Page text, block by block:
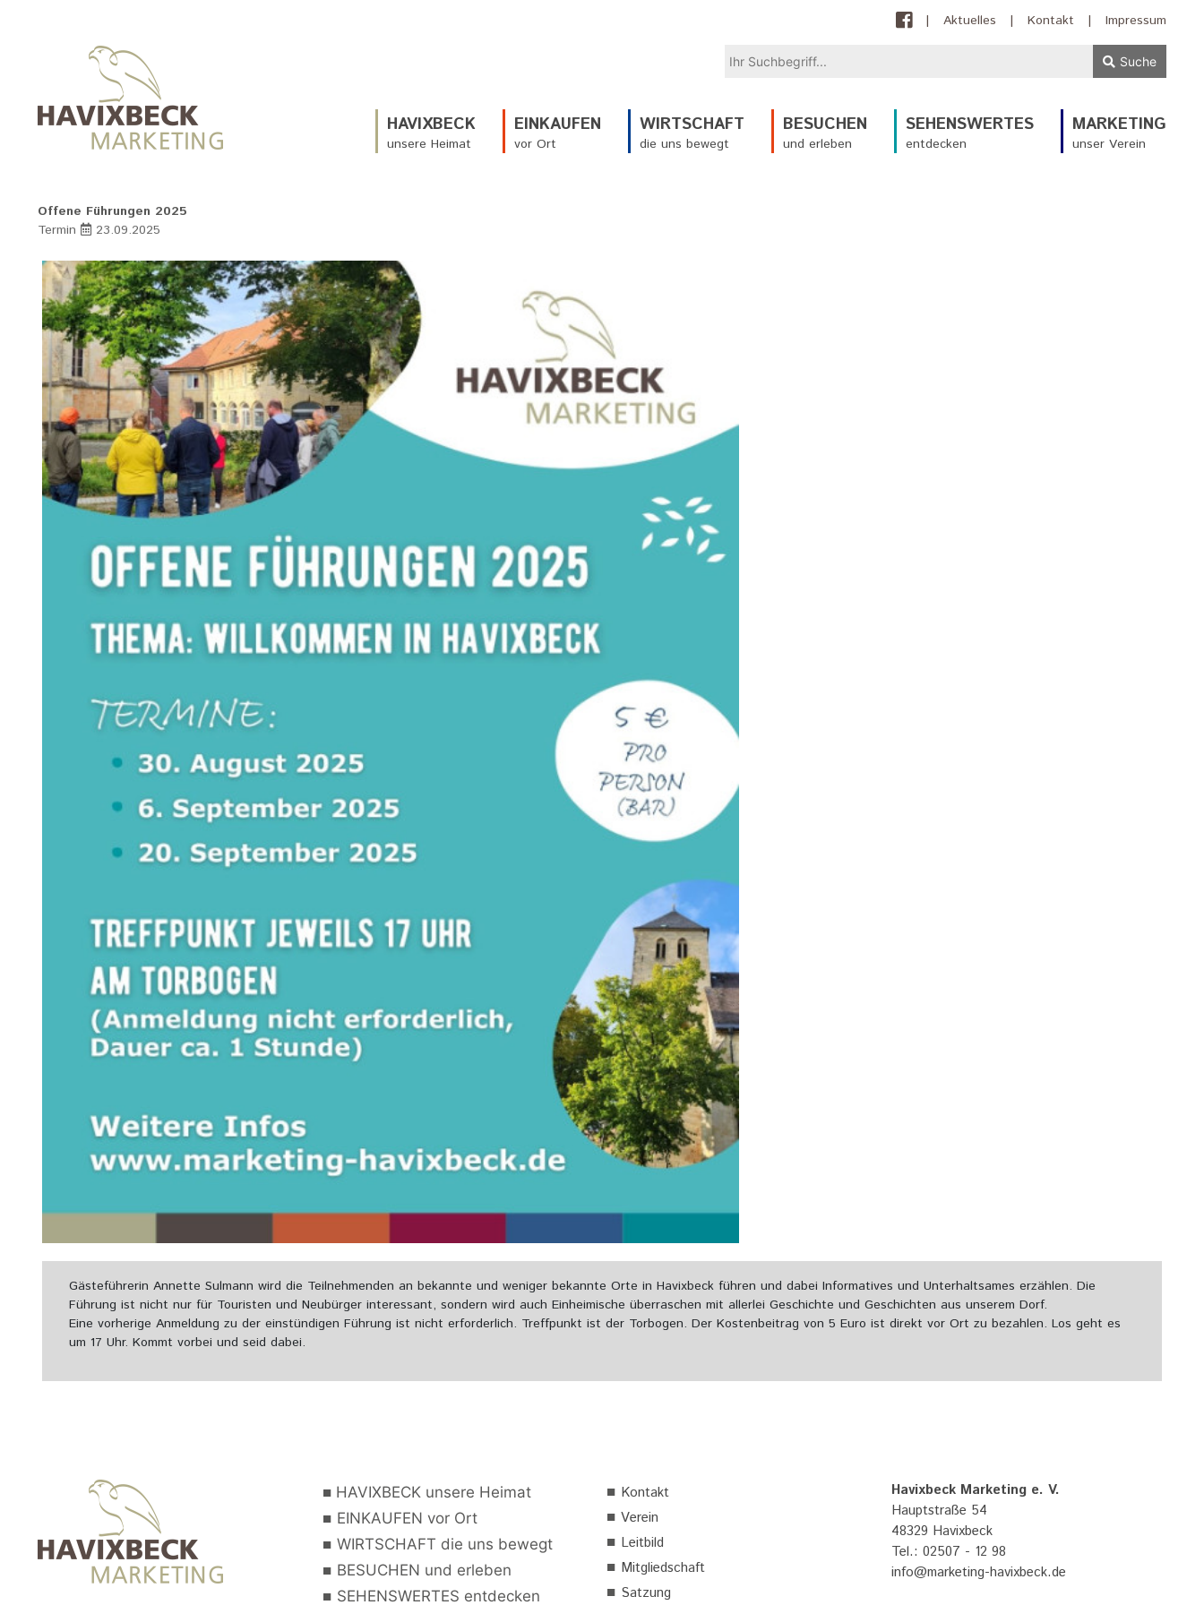
| Aktuelles | Kontakt | Impressum
Suche
HAVIXBECK
unsere Heimat
EINKAUFEN
vor Ort
WIRTSCHAFT
die uns bewegt
BESUCHEN
und erleben
SEHENSWERTES
entdecken
MARKETING
unser Verein
Offene Führungen 2025
Termin
23.09.2025
Gästeführerin Annette Sulmann wird die Teilnehmenden an bekannte und weniger bekannte Orte in Havixbeck führen und dabei Informatives und Unterhaltsames erzählen. Die
Führung ist nicht nur für Touristen und Neubürger interessant, sondern wird auch Einheimische überraschen mit allerlei Geschichte und Geschichten aus unserem Dorf.
Eine vorherige Anmeldung zu der einstündigen Führung ist nicht erforderlich. Treffpunkt ist der Torbogen. Der Kostenbeitrag von 5 Euro ist direkt vor Ort zu bezahlen. Los geht es
um 17 Uhr. Kommt vorbei und seid dabei.
■ HAVIXBECK unsere Heimat
■ EINKAUFEN vor Ort
■ WIRTSCHAFT die uns bewegt
■ BESUCHEN und erleben
■ SEHENSWERTES entdecken
■ Kontakt
■ Verein
■ Leitbild
■ Mitgliedschaft
■ Satzung
Havixbeck Marketing e. V.
Hauptstraße 54
48329 Havixbeck
Tel.: 02507 - 12 98
info@marketing-havixbeck.de